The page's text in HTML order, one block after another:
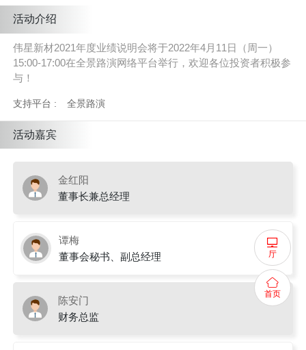
活动介绍
伟星新材2021年度业绩说明会将于2022年4月11日（周一）
15:00-17:00在全景路演网络平台举行，欢迎各位投资者积极参
与！
支持平台 : 全景路演
活动嘉宾
金红阳
董事长兼总经理
谭梅
董事会秘书、副总经理
陈安门
财务总监
厅
首页